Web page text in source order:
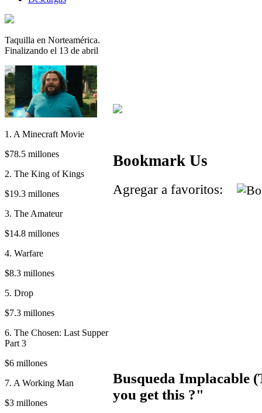
Taquilla en Norteamérica.
Finalizando el 13 de abril
1. A Minecraft Movie
$78.5 millones
2. The King of Kings
$19.3 millones
3. The Amateur
$14.8 millones
4. Warfare
$8.3 millones
5. Drop
$7.3 millones
6. The Chosen: Last Supper
Part 3
$6 millones
7. A Working Man
$3 millones
Bookmark Us
Agregar a favoritos:
Busqueda Implacable
you get this ?"